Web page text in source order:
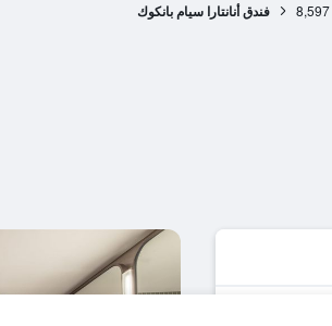
8,597 فندق أنانتارا سيام بانكوك